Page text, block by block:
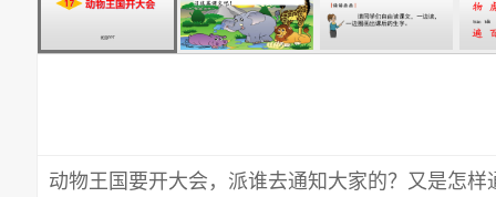
动物王国要开大会，派谁去通知大家的？又是怎